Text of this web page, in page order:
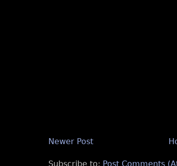
Newer Post
Subscribe to: Post Comments